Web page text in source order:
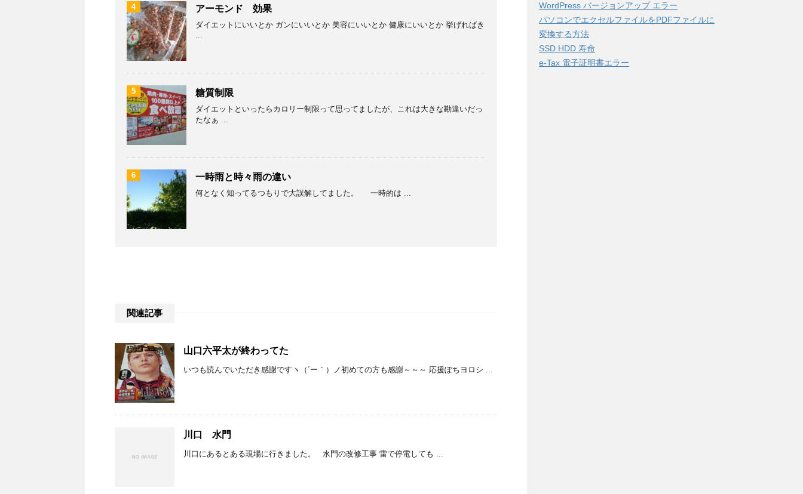
4 アーモンド 効果
ダイエットにいいとか ガンにいいとか 美容にいいとか 健康にいいとか 挙げればき
...
5 糖質制限
ダイエットといったらカロリー制限って思ってましたが、これは大きな勘違いだっ
たなぁ ...
6 一時雨と時々雨の違い
何となく知ってるつもりで大誤解してました。 一時的は ...
関連記事
山口六平太が終わってた
いつも読んでいただき感謝ですヽ（´ー｀）ノ初めての方も感謝～～～ 応援ぽちヨロシ ...
川口 水門
川口にあるとある現場に行きました。 水門の改修工事 雷で停電しても ...
WordPress バージョンアップ エラー
パソコンでエクセルファイルをPDFファイルに
変換する方法
SSD HDD 寿命
e-Tax 電子証明書エラー